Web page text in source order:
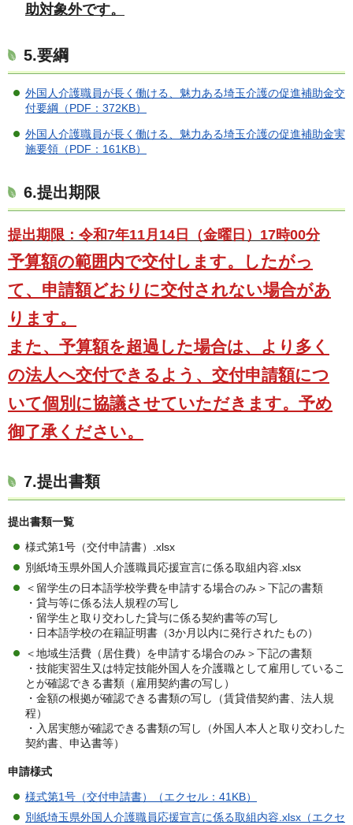
助対象外です。
5.要綱
外国人介護職員が長く働ける、魅力ある埼玉介護の促進補助金交
付要綱（PDF：372KB）
外国人介護職員が長く働ける、魅力ある埼玉介護の促進補助金実
施要領（PDF：161KB）
6.提出期限
提出期限：令和7年11月14日（金曜日）17時00分
予算額の範囲内で交付します。したがっ
て、申請額どおりに交付されない場合があ
ります。
また、予算額を超過した場合は、より多く
の法人へ交付できるよう、交付申請額につ
いて個別に協議させていただきます。予め
御了承ください。
7.提出書類
提出書類一覧
様式第1号（交付申請書）.xlsx
別紙埼玉県外国人介護職員応援宣言に係る取組内容.xlsx
＜留学生の日本語学校学費を申請する場合のみ＞下記の書類
・貸与等に係る法人規程の写し
・留学生と取り交わした貸与に係る契約書等の写し
・日本語学校の在籍証明書（3か月以内に発行されたもの）
＜地域生活費（居住費）を申請する場合のみ＞下記の書類
・技能実習生又は特定技能外国人を介護職として雇用しているこ
とが確認できる書類（雇用契約書の写し）
・金額の根拠が確認できる書類の写し（賃貸借契約書、法人規
程）
・入居実態が確認できる書類の写し（外国人本人と取り交わした
契約書、申込書等）
申請様式
様式第1号（交付申請書）（エクセル：41KB）
別紙埼玉県外国人介護職員応援宣言に係る取組内容.xlsx（エクセ